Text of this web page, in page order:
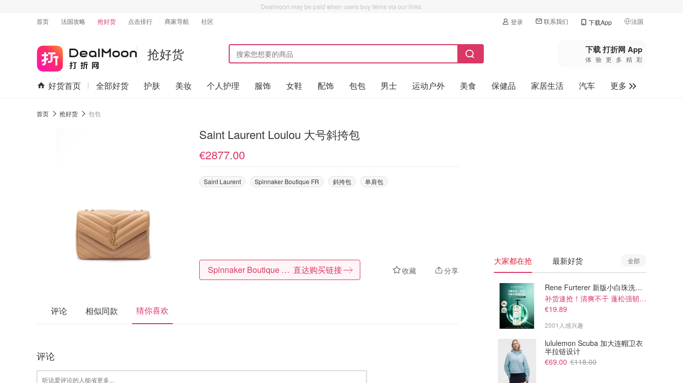
Dealmoon may be paid when users buy items via our links.
首页
法国攻略 抢好货 点击排行 商家导航 社区 登录 联系我们 下载App 法国
🇺🇸美国
🇨🇳中国
🇨🇦加拿大
抢好货 下载 打折网 App
体验更多精彩
好货首页 全部好货 护肤 美妆 个人护理 服饰 女鞋 配饰 包包 男士 运动户外 美食 保健品 家居生活 汽车
更多
首页 抢好货 包包
Saint Laurent Loulou 大号斜挎包
€2877.00
Saint Laurent Spinnaker Boutique FR 斜挎包 单肩包
收藏 分享
Spinnaker Boutique FR 直达购买链接
评论 相似同款 猜你喜欢
评论
大家都在抢 最新好货 全部
Rene Furterer 新版小白珠洗发水 500ml
补货速抢！清爽不干 蓬松强韧秀发
€19.89
2001人感兴趣
lululemon Scuba 加大连帽卫衣
半拉链设计
€69.00 €118.00